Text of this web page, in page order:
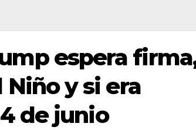
espera
y si era
de junio